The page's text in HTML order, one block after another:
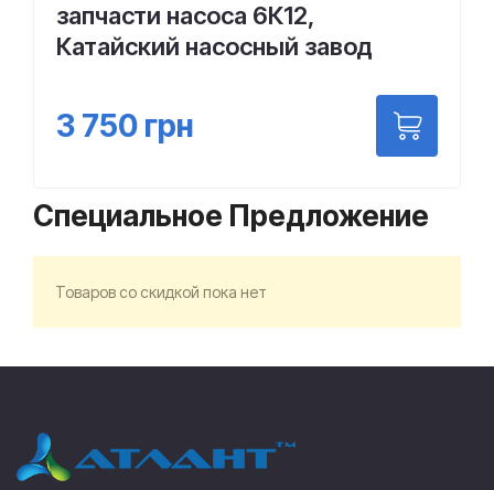
запчасти насоса 6К12,
Катайский насосный завод
3 750 грн
Специальное Предложение
Товаров со скидкой пока нет